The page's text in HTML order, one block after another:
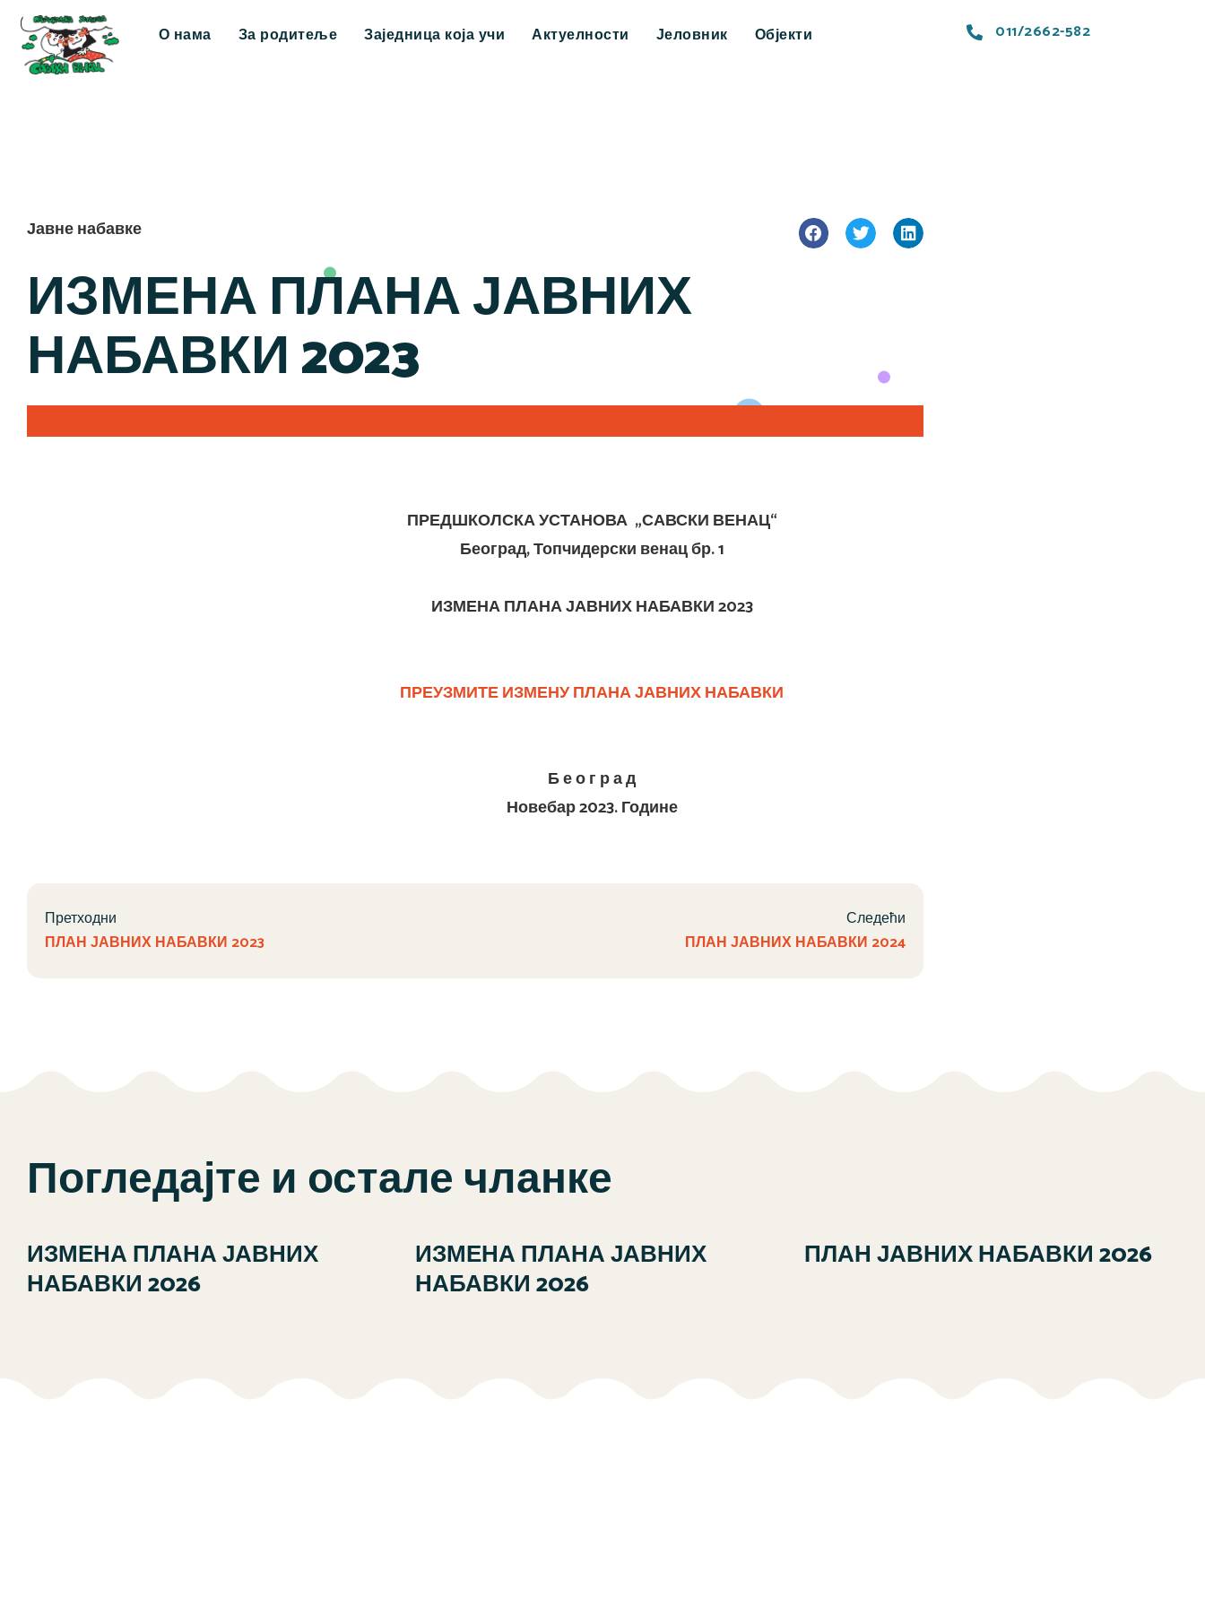
О нама За родитеље Заједница која учи Актуелности Јеловник Објекти 011/2662-582
Јавне набавке
ИЗМЕНА ПЛАНА ЈАВНИХ
НАБАВКИ 2023
ПРЕДШКОЛСКА УСТАНОВА „САВСКИ ВЕНАЦ“
Београд, Топчидерски венац бр. 1
ИЗМЕНА ПЛАНА ЈАВНИХ НАБАВКИ 2023
ПРЕУЗМИТЕ ИЗМЕНУ ПЛАНА ЈАВНИХ НАБАВКИ
Б е о г р а д
Новебар 2023. Године
Претходни
ПЛАН ЈАВНИХ НАБАВКИ 2023
Следећи
ПЛАН ЈАВНИХ НАБАВКИ 2024
Погледајте и остале чланке
ИЗМЕНА ПЛАНА ЈАВНИХ
НАБАВКИ 2026
ИЗМЕНА ПЛАНА ЈАВНИХ
НАБАВКИ 2026
ПЛАН ЈАВНИХ НАБАВКИ 2026